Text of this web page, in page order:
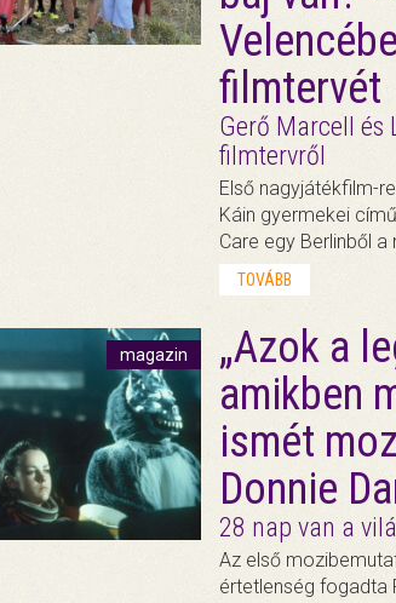
filmtervét
Gerő Marcell és
filmtervről
Első nagyjátékfilm-
Káin gyermekei
Care egy Berlinből a
TOVÁBB
magazin
„Azok a
amikben
ismét
Donnie
28 nap van a
Az első
értetlenség fogadta